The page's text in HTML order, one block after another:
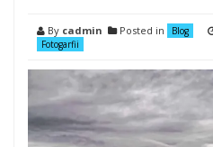
By cadmin Posted in
Blog
Fotogarfii